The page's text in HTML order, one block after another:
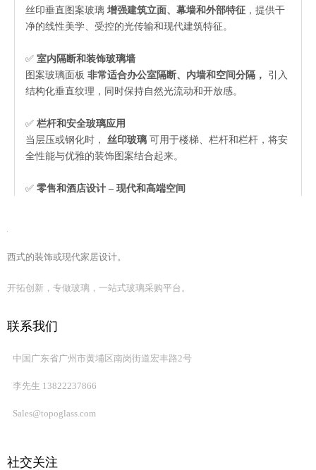
丝印垂直图案玻璃 增强建筑立面、幕墙和外部特征 ，提供干
净的线性美学、受控​​的光传输和现代建筑特征。
✅ 室内隔断和装饰玻璃墙
图案玻璃面板 非常适合办公室隔断、内墙和空间分隔，
引入
结构化垂直纹理，同时保持自然光流动和开放感。
✅ 栏杆和安全玻璃应用
当层压或钢化时， 丝印玻璃 可用于楼梯、栏杆和栏杆，将安
全性能与优雅的装饰图案结合起来。
✅ 零售和酒店设计 – 现代和高端空间
陶瓷熔块玻璃广泛应用于机场、办公楼、展览馆和公共环
✅定制建筑解决方案 - 灵活的图案和设计选项
主要规格：
西式的装饰或现代家居设计。
开拓创新，专做玻璃，一站式玻璃采购平台。
联系我们
中国广东省广州市黄埔区南岗街道宏丰路2号
李先生 13822237866
Sales@topoglass.com
社交关注